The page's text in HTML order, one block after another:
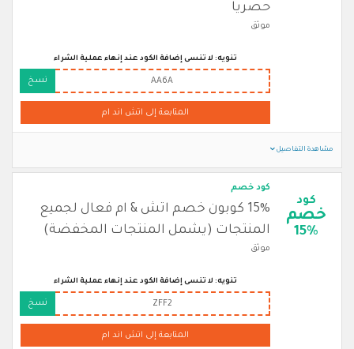
حصريا
موثق
تنويه: لا تنسى إضافة الكود عند إنهاء عملية الشراء
AA6A نسخ
المتابعة إلى اتش اند ام
مشاهدة التفاصيل
كود
خصم
15%
كود خصم
15% كوبون خصم اتش & ام فعال لجميع
المنتجات (يشمل المنتجات المخفضة)
موثق
تنويه: لا تنسى إضافة الكود عند إنهاء عملية الشراء
ZFF2 نسخ
المتابعة إلى اتش اند ام